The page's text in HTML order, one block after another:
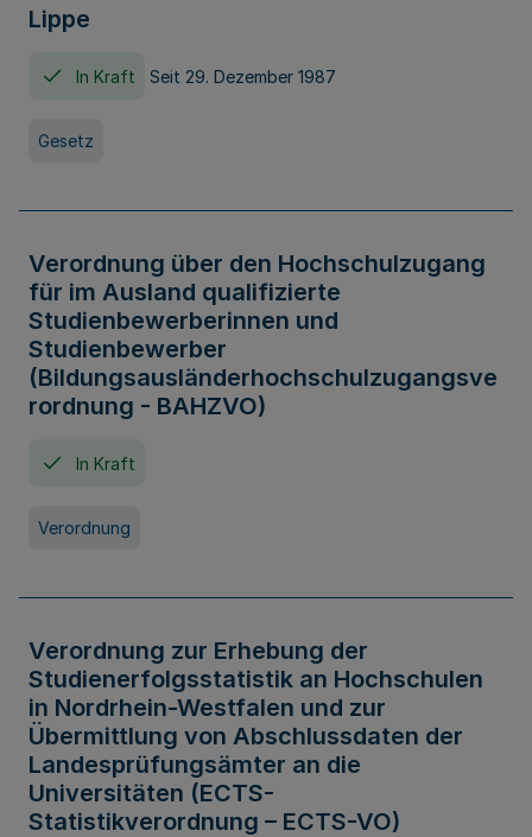
Lippe
In Kraft Seit 29. Dezember 1987
Gesetz
Verordnung über den Hochschulzugang
für im Ausland qualifizierte
Studienbewerberinnen und
Studienbewerber
(Bildungsausländerhochschulzugangsve
rordnung - BAHZVO)
In Kraft
Verordnung
Verordnung zur Erhebung der
Studienerfolgsstatistik an Hochschulen
in Nordrhein-Westfalen und zur
Übermittlung von Abschlussdaten der
Landesprüfungsämter an die
Universitäten (ECTS-
Statistikverordnung – ECTS-VO)